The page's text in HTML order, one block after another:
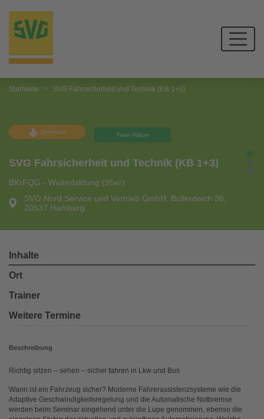
Startseite SVG Fahrsicherheit und Technik (KB 1+3)
Seminare Freie Plätze
SVG Fahrsicherheit und Technik (KB 1+3)
BKrFQG - Weiterbildung (95er)
SVG Nord Service und Vertrieb GmbH, Bullerdeich 36,
20537 Hamburg
Inhalte
Ort
Trainer
Weitere Termine
Beschreibung
Richtig sitzen – sehen – sicher fahren in Lkw und Bus
Wann ist ein Fahrzeug sicher? Moderne Fahrerassistenzsysteme wie die
Adaptive Geschwindigkeitsregelung und die Automatische Notbremse
werden beim Seminar eingehend unter die Lupe genommen, ebenso die